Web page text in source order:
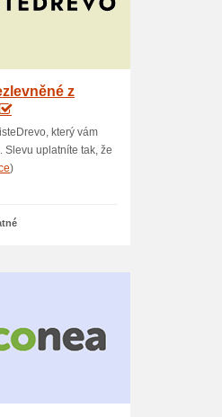
z
který vám
Slevu uplatníte tak, že
)